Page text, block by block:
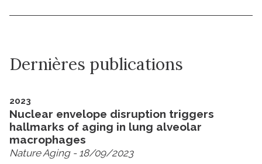
Dernières publications
2023
Nuclear envelope disruption triggers
hallmarks of aging in lung alveolar
macrophages
Nature Aging- 18/09/2023